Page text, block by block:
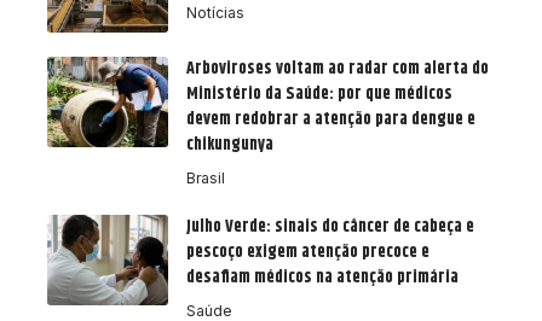
Notícias
Arboviroses voltam ao radar com alerta do
Ministério da Saúde: por que médicos
devem redobrar a atenção para dengue e
chikungunya
Brasil
Julho Verde: sinais do câncer de cabeça e
pescoço exigem atenção precoce e
desafiam médicos na atenção primária
Saúde